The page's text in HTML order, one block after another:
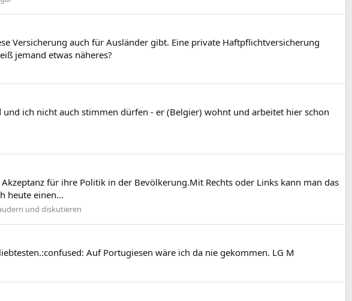
Versicherung auch für Ausländer gibt. Eine private Haftpflichtversicherung
jemand etwas näheres?
ich nicht auch stimmen dürfen - er (Belgier) wohnt und arbeitet hier schon
für ihre Politik in der Bevölkerung.Mit Rechts oder Links kann man das
heute einen...
und diskutieren
Auf Portugiesen wäre ich da nie gekommen. LG M